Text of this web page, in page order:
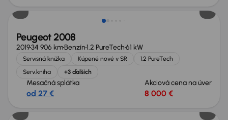
Peugeot 2008
201934 906 kmBenzín1.2 PureTech61 kW
Servisná knižka Kúpené nové v SR
1.2 PureTech
Serv.kniha
+3 ďalších
Mesačná splátka
od 27 €
Akciová cena na úver
8 000 €